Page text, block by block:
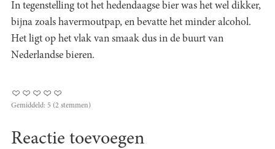
In tegenstelling tot het hedendaagse bier was het wel dikker,
bijna zoals havermoutpap, en bevatte het minder alcohol.
Het ligt op het vlak van smaak dus in de buurt van
Nederlandse bieren.
Gemiddeld: 5 (2 stemmen)
Reactie toevoegen